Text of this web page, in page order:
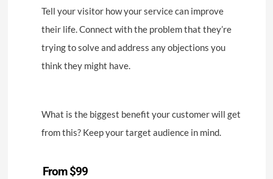
Tell your visitor how your service can improve
their life. Connect with the problem that they’re
trying to solve and address any objections you
think they might have.
What is the biggest benefit your customer will get
from this? Keep your target audience in mind.
From $99